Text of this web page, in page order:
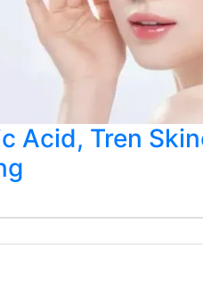
Acid, Tren